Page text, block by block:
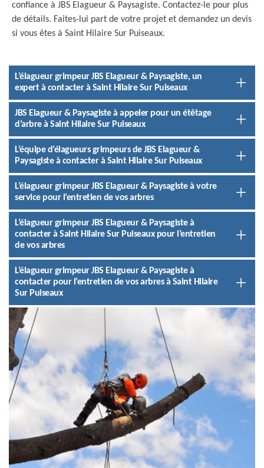
confiance à JBS Elagueur & Paysagiste. Contactez-le pour plus
de détails. Faites-lui part de votre projet et demandez un devis
si vous êtes à Saint Hilaire Sur Puiseaux.
L’élagueur grimpeur JBS Elagueur & Paysagiste, un
expert à contacter à Saint Hilaire Sur Puiseaux
JBS Elagueur & Paysagiste à appeler pour un étêtage
d’arbre à Saint Hilaire Sur Puiseaux
L’équipe d’élagueurs grimpeurs de JBS Elagueur &
Paysagiste à contacter à Saint Hilaire Sur Puiseaux
L’élagueur grimpeur JBS Elagueur & Paysagiste à votre
service pour l’entretien de vos arbres
L’élagueur grimpeur JBS Elagueur & Paysagiste à
contacter à Saint Hilaire Sur Puiseaux pour l’entretien
de vos arbres
L’élagueur grimpeur JBS Elagueur & Paysagiste à
contacter pour l’entretien de vos arbres à Saint Hilaire
Sur Puiseaux